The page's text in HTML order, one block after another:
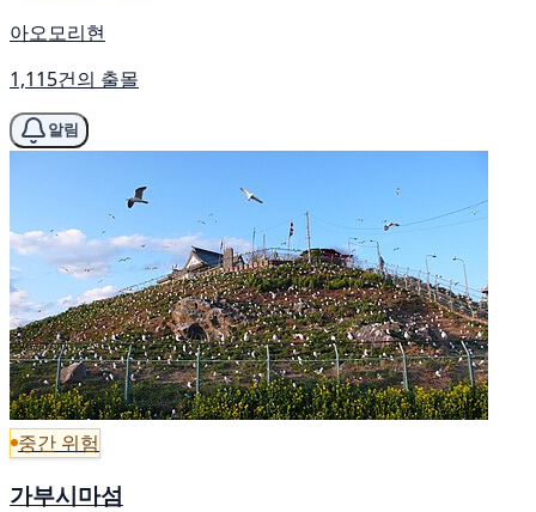
아오모리현
1,115건의 출몰
알림
중간 위험
가부시마섬